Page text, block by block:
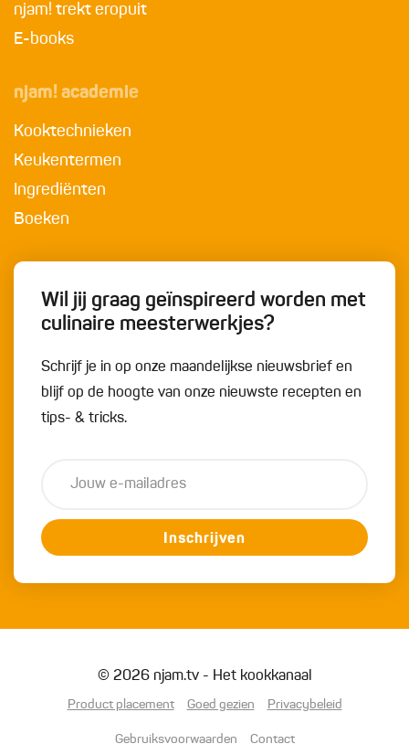
njam! trekt eropuit
E-books
njam! academie
Kooktechnieken
Keukentermen
Ingrediënten
Boeken
Wil jij graag geïnspireerd worden met
culinaire meesterwerkjes?
Schrijf je in op onze maandelijkse nieuwsbrief en
blijf op de hoogte van onze nieuwste recepten en
tips- & tricks.
Inschrijven
© 2026 njam.tv - Het kookkanaal
Product placement Goed gezien Privacybeleid
Gebruiksvoorwaarden Contact